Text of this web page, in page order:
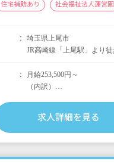
住宅補助あり 社会福祉法人運営園
埼玉県上尾市
JR高崎線「上尾駅」より徒歩1分 ■マ
り） ※シッピングモールが
のお買い物に便利です。
月給253,500円～
（内訳）
担任手当8,000円
処遇改善手当20,500円
求人詳細を見る